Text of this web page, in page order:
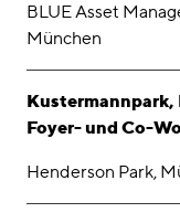
BLUE Asset
München
Kustermannpark,
Foyer- und Co-
Henderson Park,